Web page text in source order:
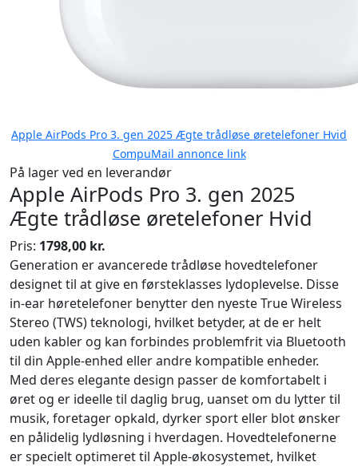
Apple AirPods Pro 3. gen 2025 Ægte trådløse øretelefoner Hvid
CompuMail annonce link
På lager ved en leverandør
Apple AirPods Pro 3. gen 2025
Ægte trådløse øretelefoner Hvid
Pris: 1798,00 kr.
Generation er avancerede trådløse hovedtelefoner
designet til at give en førsteklasses lydoplevelse. Disse
in-ear høretelefoner benytter den nyeste True Wireless
Stereo (TWS) teknologi, hvilket betyder, at de er helt
uden kabler og kan forbindes problemfrit via Bluetooth
til din Apple-enhed eller andre kompatible enheder.
Med deres elegante design passer de komfortabelt i
øret og er ideelle til daglig brug, uanset om du lytter til
musik, foretager opkald, dyrker sport eller blot ønsker
en pålidelig lydløsning i hverdagen. Hovedtelefonerne
er specielt optimeret til Apple-økosystemet, hvilket